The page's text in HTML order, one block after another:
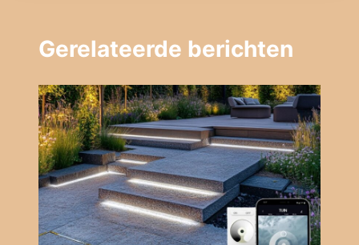
Gerelateerde berichten